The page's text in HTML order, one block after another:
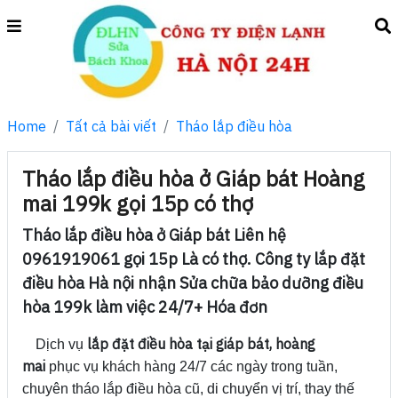
Home Tất cả bài viết Tháo lắp điều hòa
Tháo lắp điều hòa ở Giáp bát Hoàng
mai 199k gọi 15p có thợ
Tháo lắp điều hòa ở Giáp bát Liên hệ
0961919061 gọi 15p Là có thợ. Công ty lắp đặt
điều hòa Hà nội nhận Sửa chữa bảo dưỡng điều
hòa 199k làm việc 24/7+ Hóa đơn
Dịch vụ lắp đặt điều hòa tại giáp bát, hoàng
mai phục vụ khách hàng 24/7 các ngày trong tuần,
chuyên tháo lắp điều hòa cũ, di chuyển vị trí, thay thế